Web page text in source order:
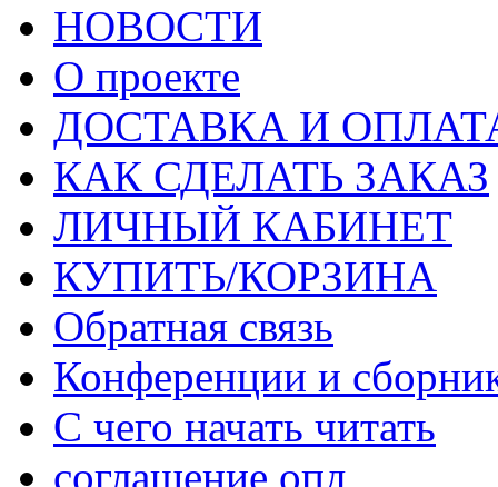
НОВОСТИ
О проекте
ДОСТАВКА И
КАК СДЕЛАТЬ ЗАКАЗ
ЛИЧНЫЙ КАБИНЕТ
КУПИТЬ/КОРЗИНА
Обратная связь
Конференции и
С чего начать читать
соглашение опд